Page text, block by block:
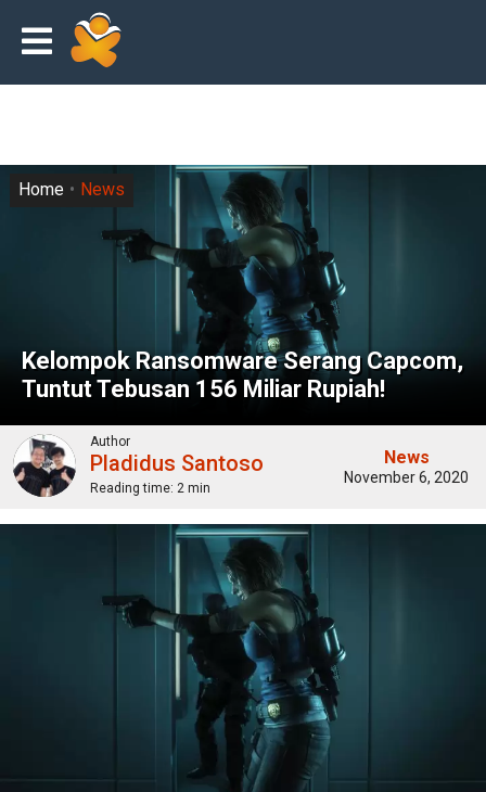
Kelompok Ransomware Serang Capcom,
Tuntut Tebusan 156 Miliar Rupiah!
Home News
Author
Pladidus Santoso
Reading time: 2 min
News
November 6, 2020